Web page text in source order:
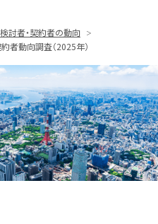
討者・契約者の動向
者動向調査（2025年）